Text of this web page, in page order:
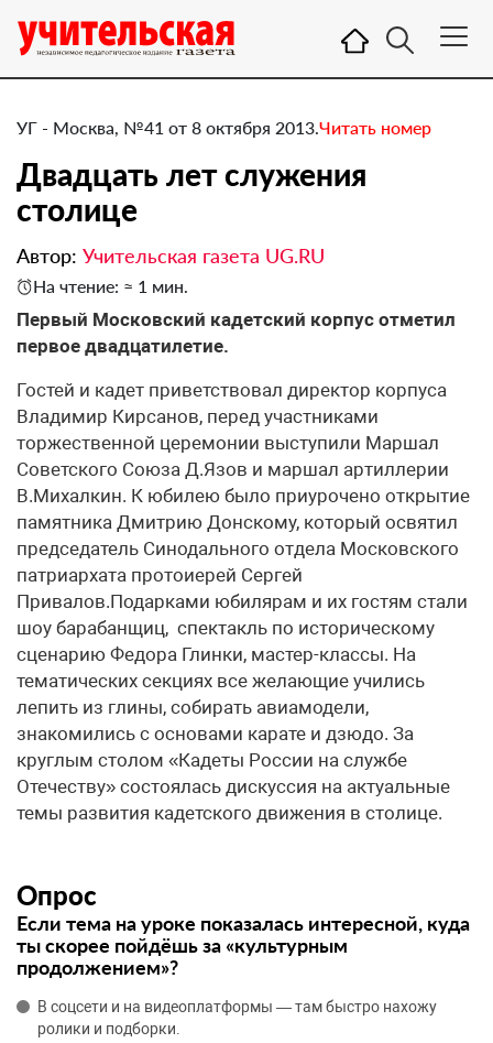
УГ - Москва, №41 от 8 октября 2013.Читать номер
Двадцать лет служения
столице
Автор: Учительская газета UG.RU
На чтение: ≈ 1 мин.
​Первый Московский кадетский корпус отметил
первое двадцатилетие.
Гостей и кадет приветствовал директор корпуса
Владимир Кирсанов, перед участниками
торжественной церемонии выступили Маршал
Советского Союза Д.Язов и маршал артиллерии
В.Михалкин. К юбилею было приурочено открытие
памятника Дмитрию Донскому, который освятил
председатель Синодального отдела Московского
патриархата протоиерей Сергей
Привалов.Подарками юбилярам и их гостям стали
шоу барабанщиц, спектакль по историческому
сценарию Федора Глинки, мастер-классы. На
тематических секциях все желающие учились
лепить из глины, собирать авиамодели,
знакомились с основами карате и дзюдо. За
круглым столом «Кадеты России на службе
Отечеству» состоялась дискуссия на актуальные
темы развития кадетского движения в столице.
Опрос
Если тема на уроке показалась интересной, куда
ты скорее пойдёшь за «культурным
продолжением»?
В соцсети и на видеоплатформы — там быстро нахожу
ролики и подборки.